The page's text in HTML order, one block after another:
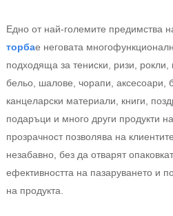
Едно от най-големите предимства
торбае неговата
подходяща за тениски, ризи,
бельо, шалове, чорапи, аксесоари,
канцеларски материали, книги,
подаръци и много други продукти
прозрачност позволява на
незабавно, без да отварят
ефективността на пазаруването и
на продукта.